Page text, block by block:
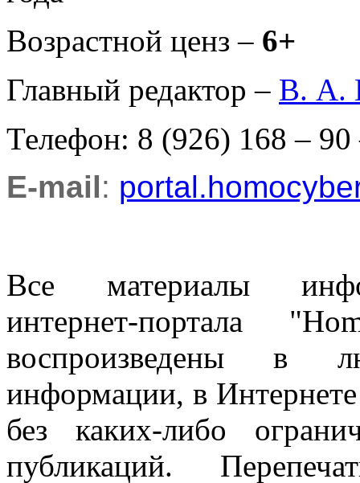
Возрастной ценз – 6+
Главный редактор – В. А.
Телефон: 8 (926) 168 – 90
E-mail:
Все материалы
интернет-портала
воспроизведены в
информации, в
без каких-либо
публикаций.